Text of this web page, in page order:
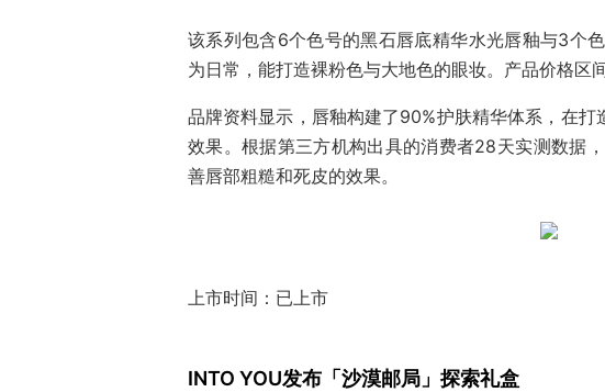
该系列包含6个色号的黑石唇底精华水光唇釉与3个
为日常，能打造裸粉色与大地色的眼妆。产品价格区
品牌资料显示，唇釉构建了90%护肤精华体系，在打
效果。根据第三方机构出具的消费者28天实测数据
善唇部粗糙和死皮的效果。
上市时间：已上市
INTO YOU发布「沙漠邮局」探索礼盒